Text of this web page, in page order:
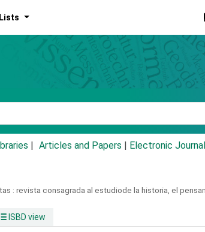
Lists
Articles and Papers Electronic
: revista consagrada al estudiode la historia, el
ISBD view